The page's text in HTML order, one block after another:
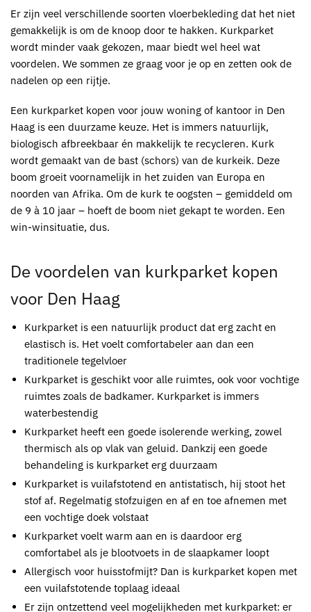
Er zijn veel verschillende soorten vloerbekleding dat het niet
gemakkelijk is om de knoop door te hakken. Kurkparket
wordt minder vaak gekozen, maar biedt wel heel wat
voordelen. We sommen ze graag voor je op en zetten ook de
nadelen op een rijtje.
Een kurkparket kopen voor jouw woning of kantoor in Den
Haag is een duurzame keuze. Het is immers natuurlijk,
biologisch afbreekbaar én makkelijk te recycleren. Kurk
wordt gemaakt van de bast (schors) van de kurkeik. Deze
boom groeit voornamelijk in het zuiden van Europa en
noorden van Afrika. Om de kurk te oogsten – gemiddeld om
de 9 à 10 jaar – hoeft de boom niet gekapt te worden. Een
win-winsituatie, dus.
De voordelen van kurkparket kopen
voor Den Haag
Kurkparket is een natuurlijk product dat erg zacht en
elastisch is. Het voelt comfortabeler aan dan een
traditionele tegelvloer
Kurkparket is geschikt voor alle ruimtes, ook voor vochtige
ruimtes zoals de badkamer. Kurkparket is immers
waterbestendig
Kurkparket heeft een goede isolerende werking, zowel
thermisch als op vlak van geluid. Dankzij een goede
behandeling is kurkparket erg duurzaam
Kurkparket is vuilafstotend en antistatisch, hij stoot het
stof af. Regelmatig stofzuigen en af en toe afnemen met
een vochtige doek volstaat
Kurkparket voelt warm aan en is daardoor erg
comfortabel als je blootvoets in de slaapkamer loopt
Allergisch voor huisstofmijt? Dan is kurkparket kopen met
een vuilafstotende toplaag ideaal
Er zijn ontzettend veel mogelijkheden met kurkparket: er